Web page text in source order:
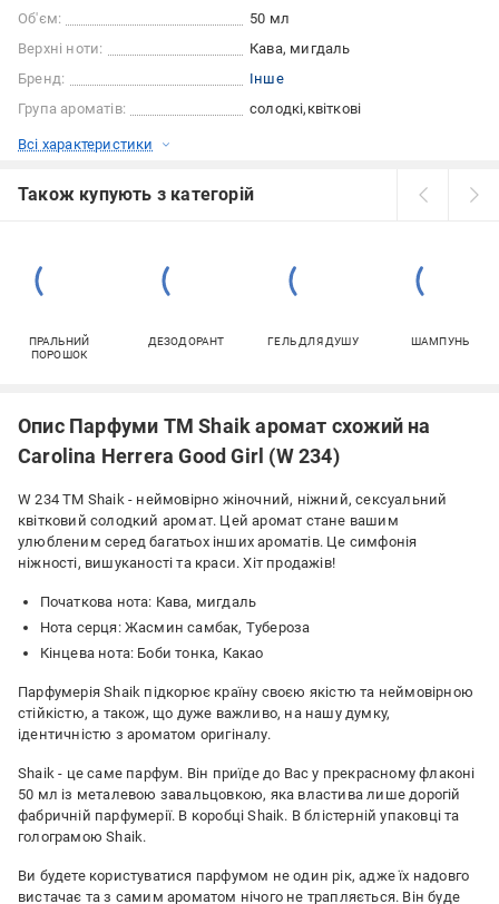
Об'єм:
50 мл
Верхні ноти:
Кава, мигдаль
Бренд:
Інше
Група ароматів:
солодкі квіткові
Всі характеристики
Також купують з категорій
ПРАЛЬНИЙ
ПОРОШОК
ДЕЗОДОРАНТ ГЕЛЬ ДЛЯ ДУШУ ШАМПУНЬ
Опис Парфуми TM Shaik аромат схожий на
Carolina Herrera Good Girl (W 234)
W 234 TM Shaik - неймовірно жіночний, ніжний, сексуальний
квітковий солодкий аромат. Цей аромат стане вашим
улюбленим серед багатьох інших ароматів. Це симфонія
ніжності, вишуканості та краси. Хіт продажів!
Початкова нота: Кава, мигдаль
Нота серця: Жасмин самбак, Тубероза
Кінцева нота: Боби тонка, Какао
Парфумерія Shaik підкорює країну своєю якістю та неймовірною
стійкістю, а також, що дуже важливо, на нашу думку,
ідентичністю з ароматом оригіналу.
Shaik - це саме парфум. Він приїде до Вас у прекрасному флаконі
50 мл із металевою завальцовкою, яка властива лише дорогій
фабричній парфумерії. В коробці Shaik. В блістерній упаковці та
голограмою Shaik.
Ви будете користуватися парфумом не один рік, адже їх надовго
виcтачає та з самим ароматом нічого не трапляється. Він буде